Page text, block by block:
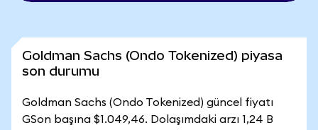
Goldman Sachs (Ondo Tokenized) piyasa
son durumu
Goldman Sachs (Ondo Tokenized) güncel fiyatı
GSon başına $1.049,46. Dolaşımdaki arzı 1,24 B